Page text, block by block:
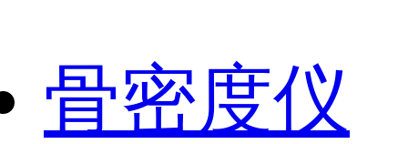
骨密度仪